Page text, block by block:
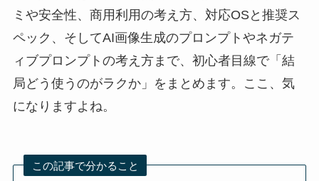
ミや安全性、商用利用の考え方、対応OSと推奨ス
ペック、そしてAI画像生成のプロンプトやネガテ
ィブプロンプトの考え方まで、初心者目線で「結
局どう使うのがラクか」をまとめます。ここ、気
になりますよね。
この記事で分かること